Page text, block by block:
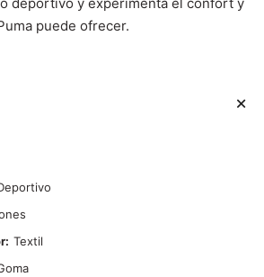
puede ofrecer.
Textil